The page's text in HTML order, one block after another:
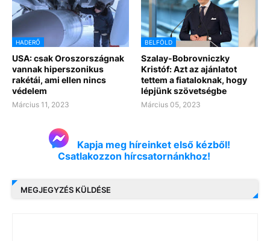
HADERŐ
USA: csak Oroszországnak
vannak hiperszonikus
rakétái, ami ellen nincs
védelem
Március 11, 2023
BELFÖLD
Szalay-Bobrovniczky
Kristóf: Azt az ajánlatot
tettem a fiataloknak, hogy
lépjünk szövetségbe
Március 05, 2023
Kapja meg híreinket első kézből!
Csatlakozzon hírcsatornánkhoz!
MEGJEGYZÉS KÜLDÉSE